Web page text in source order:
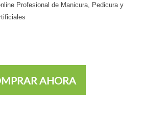
Profesional de Manicura, Pedicura y
AHORA